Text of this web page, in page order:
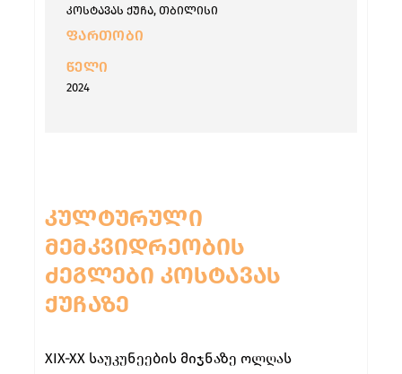
კოსტავას ქუჩა, თბილისი
ᲤᲐᲠᲗᲝᲑᲘ
ᲬᲔᲚᲘ
2024
ᲙᲣᲚᲢᲣᲠᲣᲚᲘ
ᲛᲔᲛᲙᲕᲘᲓᲠᲔᲝᲑᲘᲡ
ᲫᲔᲒᲚᲔᲑᲘ ᲙᲝᲡᲢᲐᲕᲐᲡ
ᲥᲣᲩᲐᲖᲔ
XIX-XX საუკუნეების მიჯნაზე ოლღას